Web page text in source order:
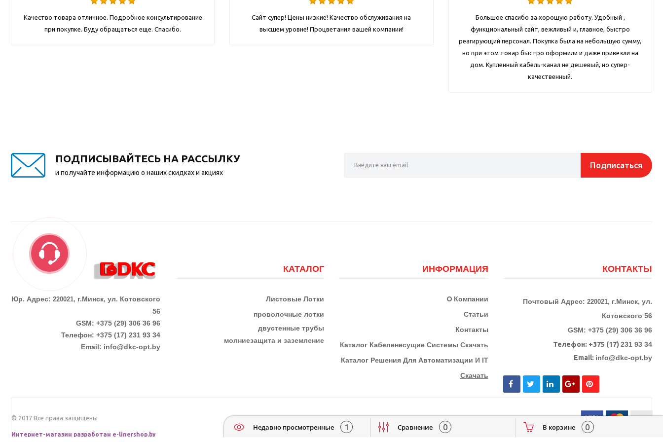
Качество товара отличное. Подробное консультирование
при покупке. Буду обращаться еще. Спасибо.
Сайт супер! Цены низкие! Качество обслуживания на
высшем уровне! Процветания вашей компании!
Большое спасибо за хорошую работу. Удобный ,
функциональный сайт, вежливый и, главное, быстро
реагирующий персонал. Покупка была на небольшую сумму,
но при этом товар быстро оформили и даже привезли на
дом. Купленный кабель-канал не дешевый, но супер-
качественный.
ПОДПИСЫВАЙТЕСЬ НА РАССЫЛКУ
и получайте информацию о наших скидках и акциях
Подписаться
Юр. Адрес: 220021, г.Минск, ул. Котовского
56
GSM: +375 (29) 306 36 96
Телефон: +375 (17) 231 93 34
Email: info@dkc-opt.by
КАТАЛОГ
Листовые Лотки
проволочные лотки
двустенные трубы
молниезащита и заземление
ИНФОРМАЦИЯ
О Компании
Статьи
Контакты
КАталог Кабеленесущие Системы Скачать
Каталог Решения Для Автоматизации И IT
Скачать
КОНТАКТЫ
Почтовый Адрес: 220021, г.Минск, ул.
Котовского 56
GSM: +375 (29) 306 36 96
Телефон: +375 (17) 231 93 34
Email: info@dkc-opt.by
© 2017 Все права защищены
Интернет-магазин разработан e-linershop.by
Недавно просмотренные 1 Сравнение 0 В корзине 0